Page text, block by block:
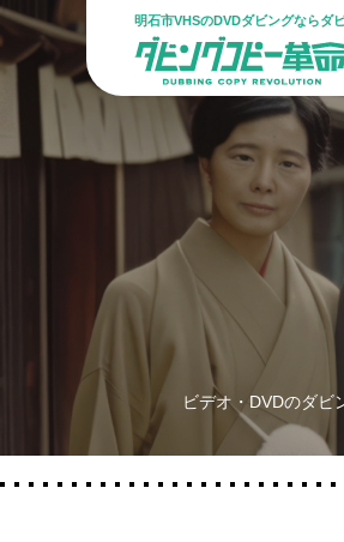
明石市VHSのDVDダビングならダ
ビデオ・DVDのダビ